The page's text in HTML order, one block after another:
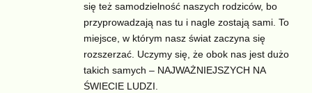
się też samodzielność naszych rodziców, bo
przyprowadzają nas tu i nagle zostają sami. To
miejsce, w którym nasz świat zaczyna się
rozszerzać. Uczymy się, że obok nas jest dużo
takich samych – NAJWAŻNIEJSZYCH NA
ŚWIECIE LUDZI.